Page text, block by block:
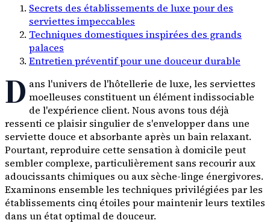
Secrets des établissements de luxe pour des
serviettes impeccables
Techniques domestiques inspirées des grands
palaces
Entretien préventif pour une douceur durable
D ans l'univers de l'hôtellerie de luxe, les serviettes
moelleuses constituent un élément indissociable
de l'expérience client. Nous avons tous déjà
ressenti ce plaisir singulier de s'envelopper dans une
serviette douce et absorbante après un bain relaxant.
Pourtant, reproduire cette sensation à domicile peut
sembler complexe, particulièrement sans recourir aux
adoucissants chimiques ou aux sèche-linge énergivores.
Examinons ensemble les techniques privilégiées par les
établissements cinq étoiles pour maintenir leurs textiles
dans un état optimal de douceur.